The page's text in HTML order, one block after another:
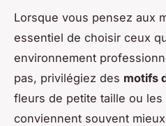
Lorsque vous pensez aux
essentiel de choisir ceux
environnement
pas, privilégiez des motifs
fleurs de petite taille ou
conviennent souvent